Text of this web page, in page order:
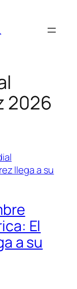
2026
El
a su